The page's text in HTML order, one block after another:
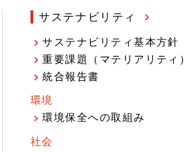
サステナビリティ
サステナビリティ基本方針
重要課題（マテリアリティ）
統合報告書
環境
環境保全への取組み
社会